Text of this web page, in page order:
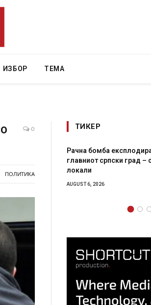
ИЗБОР ТЕМА
0
ПОЛИТИКА
ТИКЕР
бомба експлодира пред зграда во
српски град – оштетени автомобили и